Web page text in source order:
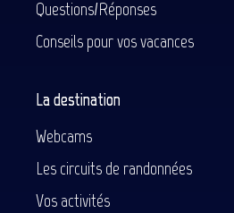
Questions/Réponses
Conseils pour vos vacances
La destination
Webcams
Les circuits de randonnées
Vos activités